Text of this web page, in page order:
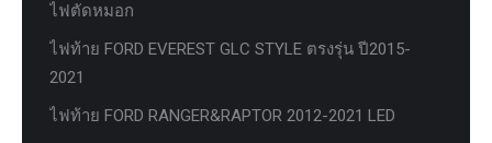
ไฟตัดหมอก
ไฟท้าย FORD EVEREST GLC STYLE ตรงรุ่น ปี2015-
2021
ไฟท้าย FORD RANGER&RAPTOR 2012-2021 LED